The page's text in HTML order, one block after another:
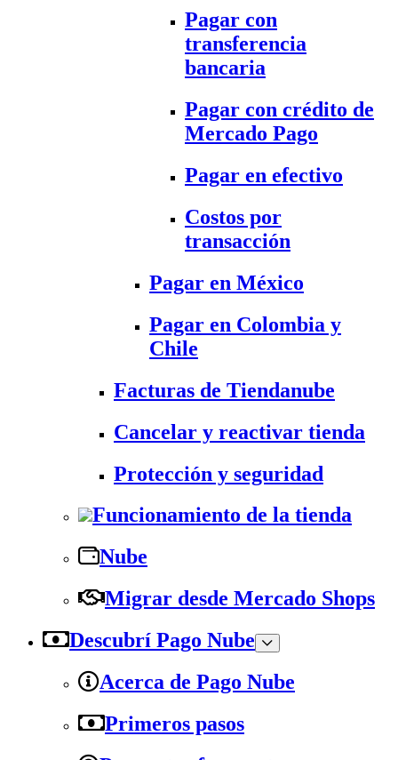
Pagar con
transferencia
bancaria
Pagar con crédito de
Mercado Pago
Pagar en efectivo
Costos por
transacción
Pagar en México
Pagar en Colombia y
Chile
Facturas de Tiendanube
Cancelar y reactivar tienda
Protección y seguridad
Funcionamiento de la tienda
Nube
Migrar desde Mercado Shops
Descubrí Pago Nube
Acerca de Pago Nube
Primeros pasos